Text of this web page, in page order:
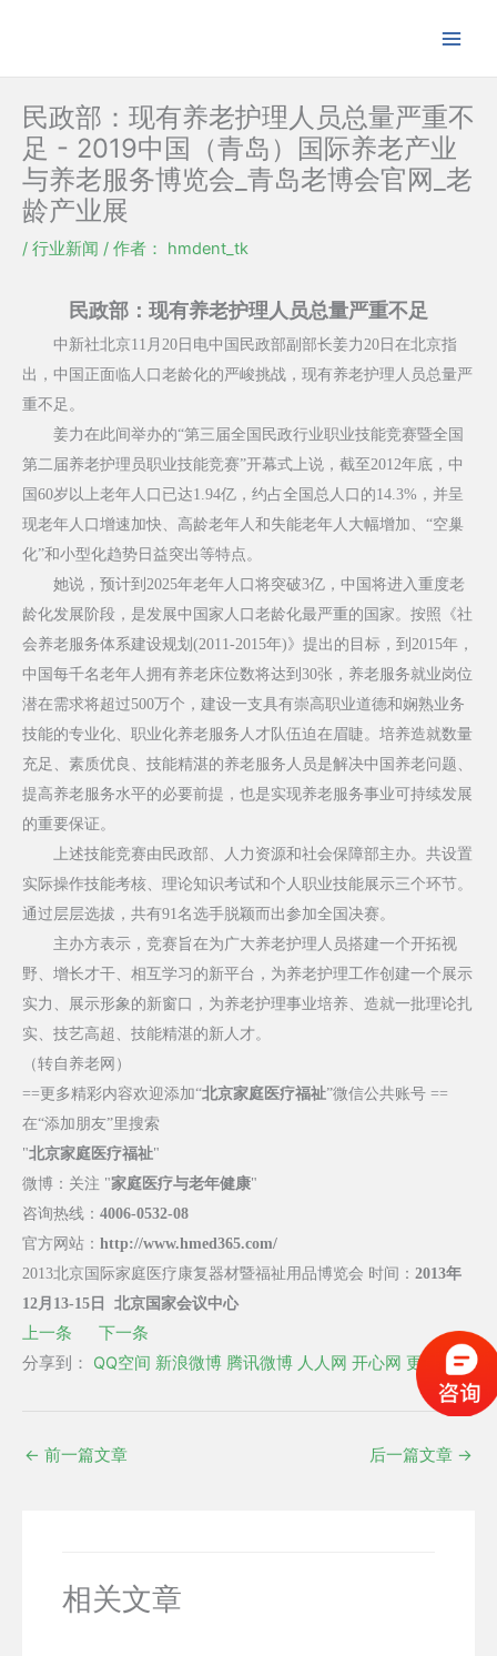
内
民政部：现有养老护理人员总量严重不
足 - 2019中国（青岛）国际养老产业
与养老服务博览会_青岛老博会官网_老
龄产业展
/ 行业新闻 / 作者： hmdent_tk
民政部：现有养老护理人员总量严重不足
中新社北京11月20日电中国民政部副部长姜力20日在北京指
出，中国正面临人口老龄化的严峻挑战，现有养老护理人员总量严
重不足。
姜力在此间举办的“第三届全国民政行业职业技能竞赛暨全国
第二届养老护理员职业技能竞赛”开幕式上说，截至2012年底，中
国60岁以上老年人口已达1.94亿，约占全国总人口的14.3%，并呈
现老年人口增速加快、高龄老年人和失能老年人大幅增加、“空巢
化”和小型化趋势日益突出等特点。
她说，预计到2025年老年人口将突破3亿，中国将进入重度老
龄化发展阶段，是发展中国家人口老龄化最严重的国家。按照《社
会养老服务体系建设规划(2011-2015年)》提出的目标，到2015年，
中国每千名老年人拥有养老床位数将达到30张，养老服务就业岗位
潜在需求将超过500万个，建设一支具有崇高职业道德和娴熟业务
技能的专业化、职业化养老服务人才队伍迫在眉睫。培养造就数量
充足、素质优良、技能精湛的养老服务人员是解决中国养老问题、
提高养老服务水平的必要前提，也是实现养老服务事业可持续发展
的重要保证。
上述技能竞赛由民政部、人力资源和社会保障部主办。共设置
实际操作技能考核、理论知识考试和个人职业技能展示三个环节。
通过层层选拔，共有91名选手脱颖而出参加全国决赛。
主办方表示，竞赛旨在为广大养老护理人员搭建一个开拓视
野、增长才干、相互学习的新平台，为养老护理工作创建一个展示
实力、展示形象的新窗口，为养老护理事业培养、造就一批理论扎
实、技艺高超、技能精湛的新人才。
（转自养老网）
==更多精彩内容欢迎添加“北京家庭医疗福祉”微信公共账号 ==
在“添加朋友”里搜索
"北京家庭医疗福祉"
微博：关注 "家庭医疗与老年健康"
咨询热线： 4006-0532-08
官方网站： http://www.hmed365.com/
2013北京国际家庭医疗康复器材暨福祉用品博览会 时间： 2013年
12月13-15日 北京国家会议中心
上一条
下一条
分享到：
QQ空间 新浪微博 腾讯微博 人人网 开心网 更多
← 前一篇文章 后一篇文章 →
相关文章